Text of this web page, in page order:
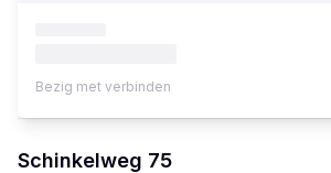
Schinkelweg 75
Bezig met verbinden